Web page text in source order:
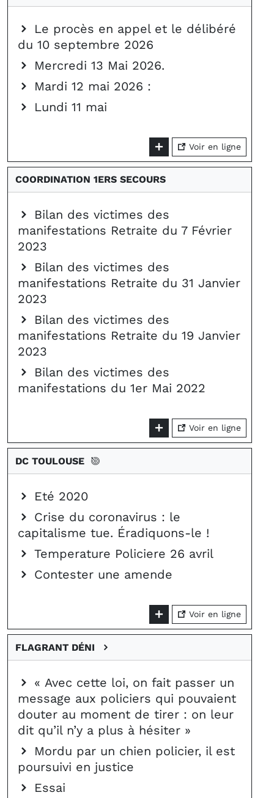
Le procès en appel et le délibéré
du 10 septembre 2026
Mercredi 13 Mai 2026.
Mardi 12 mai 2026 :
Lundi 11 mai
Voir en ligne
COORDINATION 1ERS SECOURS
Bilan des victimes des
manifestations Retraite du 7 Février
2023
Bilan des victimes des
manifestations Retraite du 31 Janvier
2023
Bilan des victimes des
manifestations Retraite du 19 Janvier
2023
Bilan des victimes des
manifestations du 1er Mai 2022
Voir en ligne
DC TOULOUSE
Eté 2020
Crise du coronavirus : le
capitalisme tue. Éradiquons-le !
Temperature Policiere 26 avril
Contester une amende
Voir en ligne
FLAGRANT DÉNI
« Avec cette loi, on fait passer un
message aux policiers qui pouvaient
douter au moment de tirer : on leur
dit qu’il n’y a plus à hésiter »
Mordu par un chien policier, il est
poursuivi en justice
Essai